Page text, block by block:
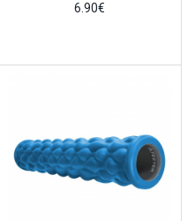
6.90€